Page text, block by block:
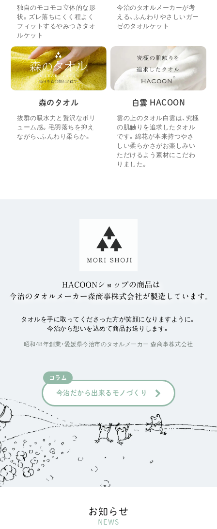
独自のモコモコ立体的な形
状。ズレ落ちにくく程よく
フィットするやみつきタオ
ルケット
今治のタオルメーカーが考
える、ふんわりやさしいガー
ゼのタオルケット
森のタオル
抜群の吸水力と贅沢なボリ
ューム感。毛羽落ちを抑え
ながら、ふんわり柔らか。
白雲 HACOON
雲の上のタオル白雲は、究極
の肌触りを追求したタオル
です。綿花が本来持つやさ
しい柔らかさがお楽しみい
ただけるよう素材にこだわ
りました。
タオルを手に取ってくださった方が笑顔になりますように。
今治から想いを込めて商品お送りします。
昭和48年創業・愛媛県今治市のタオルメーカー 森商事株式会社
コラム
今治だから出来るモノづくり
お知らせ
NEWS